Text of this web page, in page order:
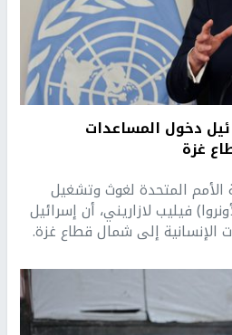
دخول المساعدات
غزة
الأمم المتحدة لغوث وتشغيل
فيليب لازاريني، أن إسرائيل
الإنسانية إلى شمال قطاع غزة.